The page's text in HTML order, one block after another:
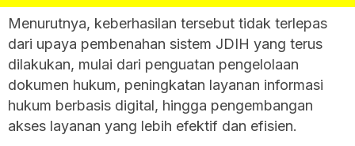
Menurutnya, keberhasilan tersebut tidak terlepas
dari upaya pembenahan sistem JDIH yang terus
dilakukan, mulai dari penguatan pengelolaan
dokumen hukum, peningkatan layanan informasi
hukum berbasis digital, hingga pengembangan
akses layanan yang lebih efektif dan efisien.